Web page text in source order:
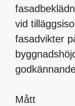
vid
fasadvikter
Mått